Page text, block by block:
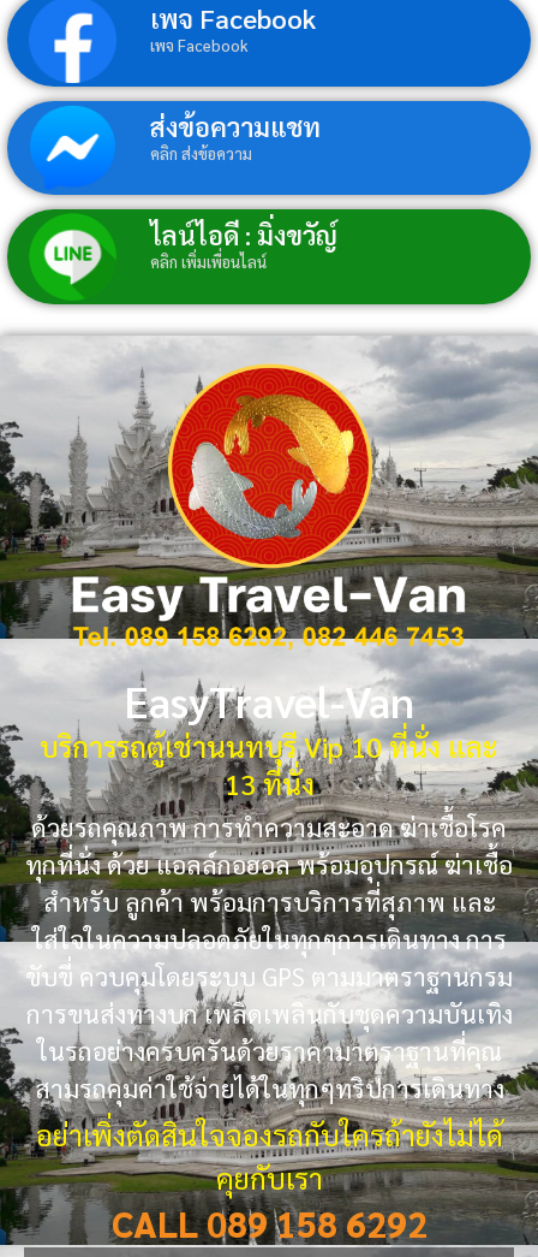
เพจ Facebook
เพจ Facebook
ส่งข้อความแชท
คลิก ส่งข้อความ
ไลน์ไอดี : มิ่งขวัญ์
คลิก เพิ่มเพื่อนไลน์
EasyTravel-Van
บริการรถตู้เช่านนทบุรี Vip 10 ที่นั่ง และ
13 ที่นั่ง
ด้วยรถคุณภาพ การทำความสะอาด ฆ่าเชื้อโรค
ทุกที่นั่ง ด้วย แอลล์กอฮอล พร้อมอุปกรณ์ ฆ่าเชื้อ
สำหรับ ลูกค้า พร้อมการบริการที่สุภาพ และ
ใส่ใจในความปลอดภัยในทุกๆการเดินทาง การ
ขับขี่ ควบคุมโดยระบบ GPS ตามมาตราฐานกรม
การขนส่งทางบก เพลิดเพลินกับชุดความบันเทิง
ในรถอย่างครบครันด้วยราคามาตราฐานที่คุณ
สามรถคุมค่าใช้จ่ายได้ในทุกๆทริปการเดินทาง
อย่าเพิ่งตัดสินใจจองรถกับใครถ้ายังไม่ได้
คุยกับเรา
CALL 089 158 6292